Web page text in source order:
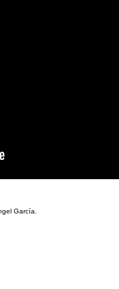
García.